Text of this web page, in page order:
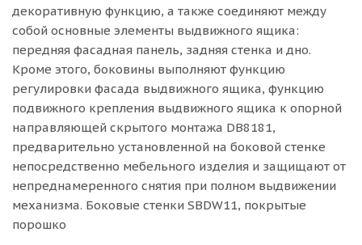
декоративную функцию, а также соединяют между
собой основные элементы выдвижного ящика:
передняя фасадная панель, задняя стенка и дно.
Кроме этого, боковины выполняют функцию
регулировки фасада выдвижного ящика, функцию
подвижного крепления выдвижного ящика к опорной
направляющей скрытого монтажа DB8181,
предварительно установленной на боковой стенке
непосредственно мебельного изделия и защищают от
непреднамеренного снятия при полном выдвижении
механизма. Боковые стенки SBDW11, покрытые
порошко